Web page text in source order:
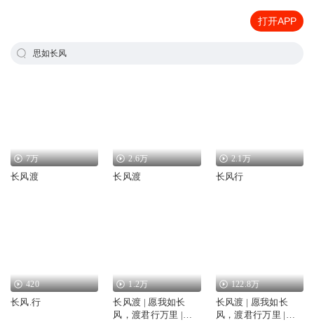
打开APP
思如长风
7万
长风渡
2.6万
长风渡
2.1万
长风行
420
长风.行
1.2万
长风渡 | 愿我如长
风，渡君行万里 |励
122.8万
长风渡 | 愿我如长
风，渡君行万里 |励